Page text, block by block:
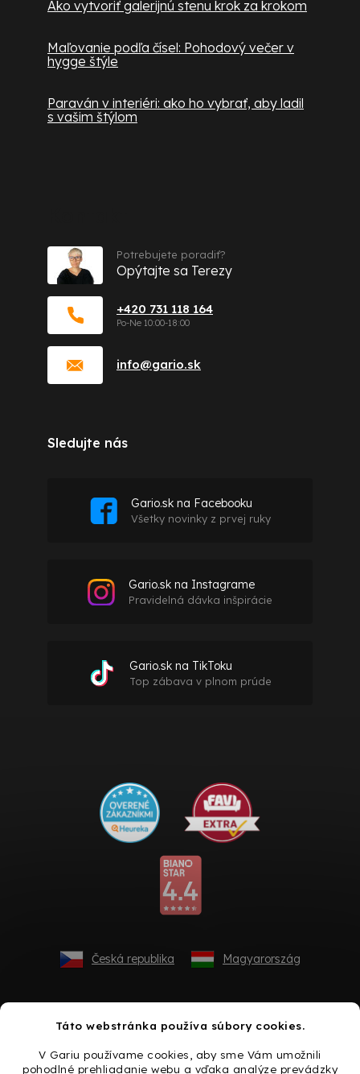
Táto webstránka používa súbory cookies.
V Gariu používame cookies, aby sme Vám umožnili
pohodlné prehliadanie webu a vďaka analýze prevádzky
Ako vytvoriť galerijnú stenu krok za krokom
Maľovanie podľa čísel: Pohodový večer v
hygge štýle
Paraván v interiéri: ako ho vybrať, aby ladil
s vašim štýlom
info@gario.sk
+420 731 118 164
Potrebujete poradiť?
Opýtajte sa Terezy
Sledujte nás
Gario.sk na Facebooku
Všetky novinky z prvej ruky
Gario.sk na Instagrame
Pravidelná dávka inšpirácie
Gario.sk na TikToku
Top zábava v plnom prúde
Česká republika Magyarország